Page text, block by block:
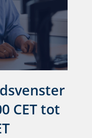
CETtot